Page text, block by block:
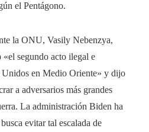
el Pentágono.
la ONU, Vasily Nebenzya,
segundo acto ilegal e
Unidos en Medio Oriente» y dijo
a adversarios más grandes
La administración Biden ha
evitar tal escalada de